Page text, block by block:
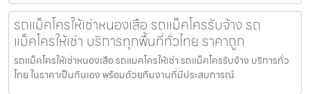
รถแม็คโครให้เช่าหนองเสือ รถแม็คโครรับจ้าง รถ
แม็คโครให้เช่า บริการทุกพื้นที่ทั่วไทย ราคาถูก
รถแม็คโครให้เช่าหนองเสือ รถแมคโครให้เช่า รถแม็คโครรับจ้าง บริการทั่ว
ไทย ในราคาเป็นกันเอง พร้อมด้วยทีมงานที่มีประสบการณ์